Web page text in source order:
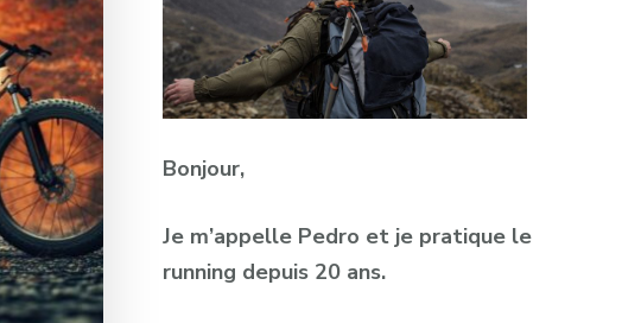
Bonjour,
Je m’appelle Pedro et je pratique le
running depuis 20 ans.